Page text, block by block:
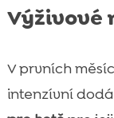
Výživové
V prvních
intenzívní